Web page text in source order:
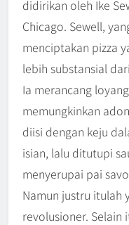
didirikan oleh Ike
Chicago. Sewell,
menciptakan pizza
lebih substansial
Ia merancang
memungkinkan
diisi dengan keju
isian, lalu ditutupi
menyerupai pai
Namun justru itulah
revolusioner. Selain